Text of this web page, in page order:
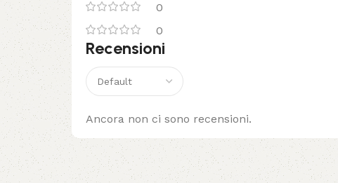
0
0
Recensioni
Ancora non ci sono recensioni.